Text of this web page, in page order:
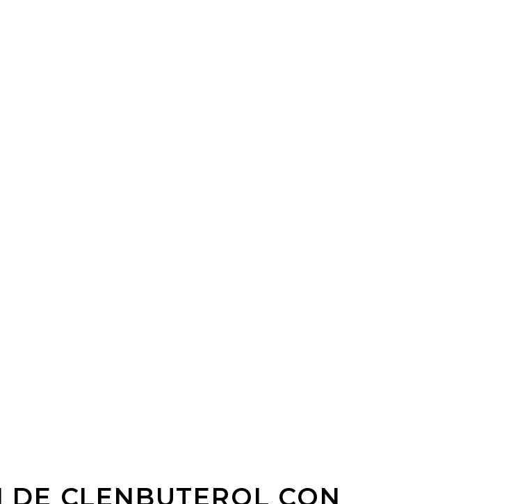
DE CLENBUTEROL CON